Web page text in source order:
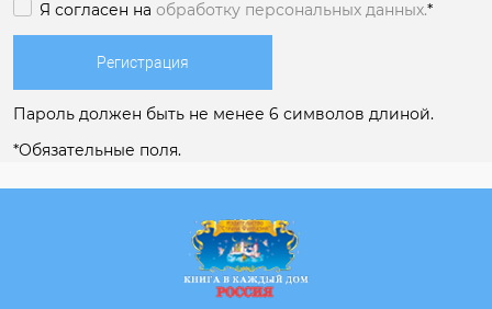
Я согласен на обработку персональных данных.*
Пароль должен быть не менее 6 символов длиной.
*Обязательные поля.